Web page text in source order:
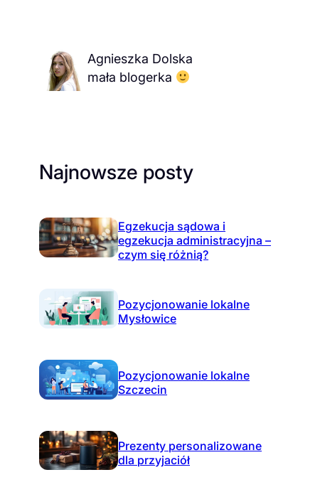
Agnieszka Dolska
mała blogerka
Najnowsze posty
Egzekucja sądowa i
egzekucja administracyjna –
czym się różnią?
Pozycjonowanie lokalne
Mysłowice
Pozycjonowanie lokalne
Szczecin
Prezenty personalizowane
dla przyjaciół